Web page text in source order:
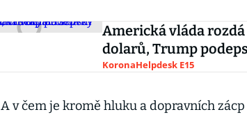
Americká vláda
dolarů, Trump
KoronaHelpdesk E15
A v čem je kromě hluku a dopravních